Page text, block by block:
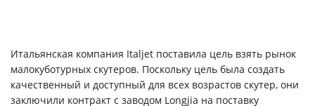
Итальянская компания Italjet поставила цель взять рынок
малокуботурных скутеров. Поскольку цель была создать
качественный и доступный для всех возрастов скутер, они
заключили контракт с заводом Longjia на поставку